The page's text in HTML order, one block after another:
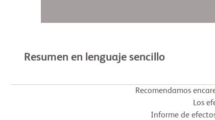
Resumen en lenguaje sencillo
Recomendamos
Los
Informe de